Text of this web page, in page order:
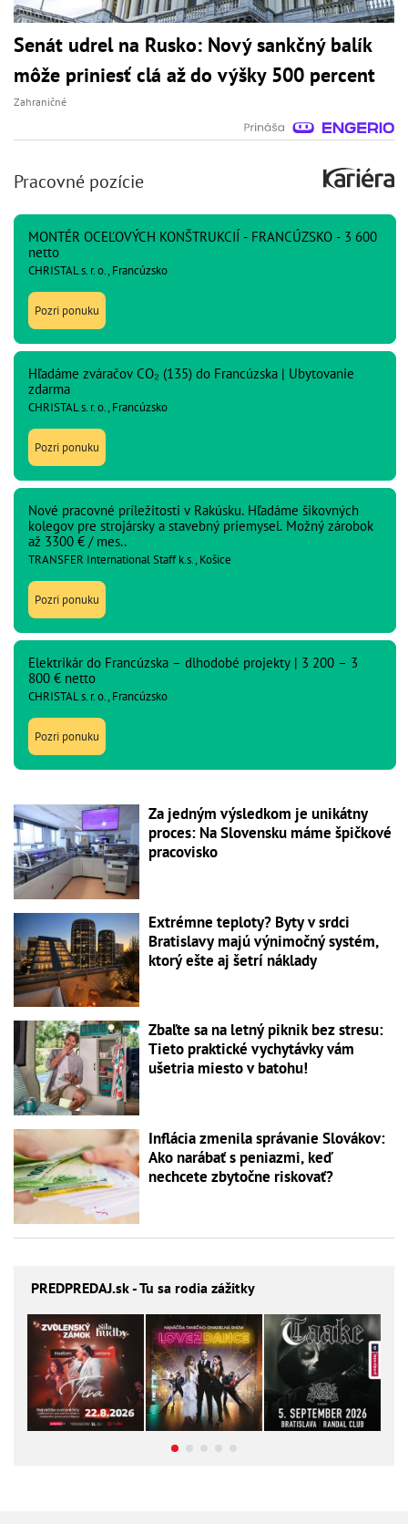
Senát udrel na Rusko: Nový sankčný balík
môže priniesť clá až do výšky 500 percent
Zahraničné
Pracovné pozície
MONTÉR OCEĽOVÝCH KONŠTRUKCIÍ - FRANCÚZSKO - 3 600
netto
CHRISTAL s. r. o., Francúzsko
Pozri ponuku
Hľadáme zváračov CO₂ (135) do Francúzska | Ubytovanie
zdarma
CHRISTAL s. r. o., Francúzsko
Pozri ponuku
Nové pracovné príležitosti v Rakúsku. Hľadáme šikovných
kolegov pre strojársky a stavebný priemysel. Možný zárobok
až 3300 € / mes..
TRANSFER International Staff k.s., Košice
Pozri ponuku
Elektrikár do Francúzska – dlhodobé projekty | 3 200 – 3
800 € netto
CHRISTAL s. r. o., Francúzsko
Pozri ponuku
Za jedným výsledkom je unikátny
proces: Na Slovensku máme špičkové
pracovisko
Extrémne teploty? Byty v srdci
Bratislavy majú výnimočný systém,
ktorý ešte aj šetrí náklady
Zbaľte sa na letný piknik bez stresu:
Tieto praktické vychytávky vám
ušetria miesto v batohu!
Inflácia zmenila správanie Slovákov:
Ako narábať s peniazmi, keď
nechcete zbytočne riskovať?
PREDPREDAJ.sk - Tu sa rodia zážitky